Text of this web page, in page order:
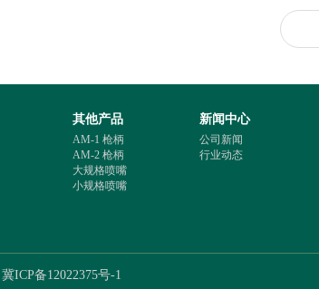
其他产品
AM-1 枪柄
AM-2 枪柄
大规格喷嘴
小规格喷嘴
新闻中心
公司新闻
行业动态
冀ICP备12022375号-1